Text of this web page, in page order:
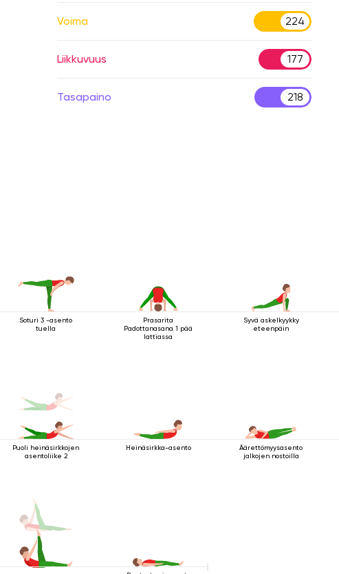
Voima 224
Liikkuvuus 177
Tasapaino 218
Soturi 3 -asento
tuella
Prasarita
Padottanasana 1 pää
lattiassa
Syvä askelkyykky
eteenpäin
Puoli heinäsirkkojen
asentoliike 2
Heinäsirkka-asento
Äärettömyysasento
jalkojen nostoilla